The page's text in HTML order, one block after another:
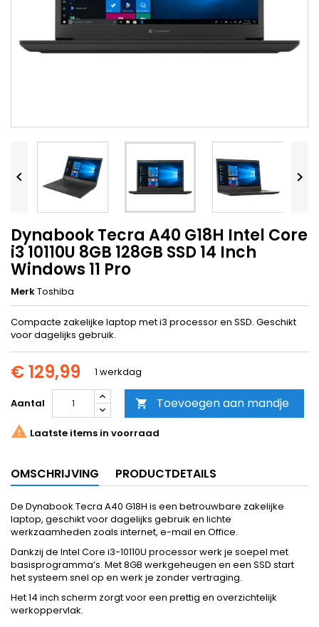
 
Dynabook Tecra A40 G18H Intel Core
i3 10110U 8GB 128GB SSD 14 Inch
Windows 11 Pro
MerkToshiba
Compacte zakelijke laptop met i3 processor en SSD. Geschikt
voor dagelijks gebruik.
€ 129,99 1 werkdag
Aantal  Toevoegen aan mandje
 Laatste items in voorraad
OMSCHRIJVING PRODUCTDETAILS
De Dynabook Tecra A40 G18H is een betrouwbare zakelijke
laptop, geschikt voor dagelijks gebruik en lichte
werkzaamheden zoals internet, e-mail en Office.
Dankzij de Intel Core i3-10110U processor werk je soepel met
basisprogramma’s. Met 8GB werkgeheugen en een SSD start
het systeem snel op en werk je zonder vertraging.
Het 14 inch scherm zorgt voor een prettig en overzichtelijk
werkoppervlak.